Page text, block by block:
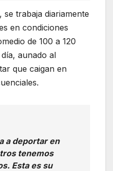
trabaja diariamente
en condiciones
de 100 a 120
aunado al
que caigan en
a deportar en
tenemos
Esta es su